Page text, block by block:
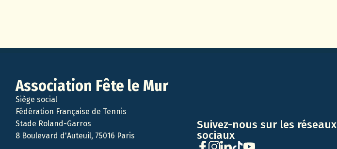
Association Fête le Mur
Siège social
Fédération Française de Tennis
Stade Roland-Garros
8 Boulevard d'Auteuil, 75016 Paris
Suivez-nous sur les réseaux
sociaux